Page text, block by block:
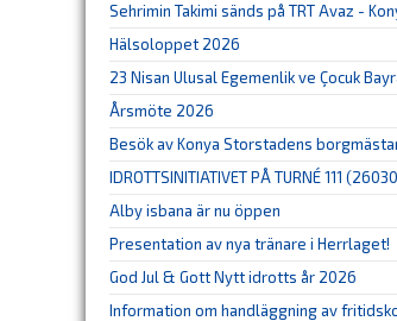
Sehrimin Takimi sänds på TRT Avaz -
Hälsoloppet 2026
23 Nisan Ulusal Egemenlik ve Çocuk
Årsmöte 2026
Besök av Konya Storstadens
IDROTTSINITIATIVET PÅ TURNÉ 111
Alby isbana är nu öppen
Presentation av nya tränare i Herrlaget!
God Jul & Gott Nytt idrotts år 2026
Information om handläggning av